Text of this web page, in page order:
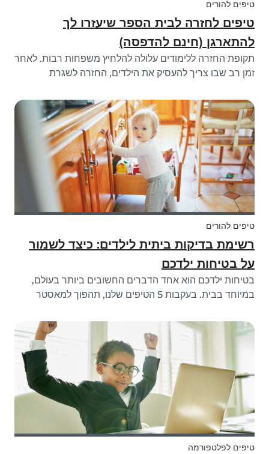
טיפים להורים
טיפים לחזרה לבית הספר שיעזרו לך
להתארגן (חינם להדפסה)
תקופת החזרה ללימודים עלולה להלחיץ ​​משפחות רבות. לאחר
זמן רב שבו צריך להעסיק את הילדים, החזרה לשגרת
הדברים שצריך לעשות. למרבה המזל, יש לנו כמה רעיונות
נהדרים לארגון בית הספר שיעזרו לכם...
טיפים להורים
רשימת בדיקות ביתית לילדים: כיצד לשמור
על בטיחות ילדכם
בטיחות ילדכם הוא אחד הדברים החשובים ביותר בעולם,
במיוחד בבית. בעקבות 5 הטיפים שלנו, תהפוך למאסטר
טיפים לפלטפורמה